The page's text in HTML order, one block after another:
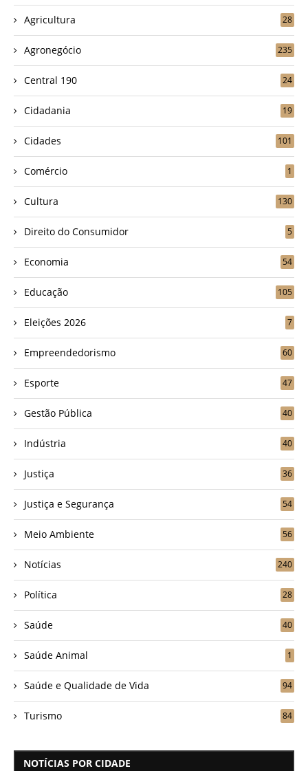
Agricultura 28
Agronegócio 235
Central 190 24
Cidadania 19
Cidades 101
Comércio 1
Cultura 130
Direito do Consumidor 5
Economia 54
Educação 105
Eleições 2026 7
Empreendedorismo 60
Esporte 47
Gestão Pública 40
Indústria 40
Justiça 36
Justiça e Segurança 54
Meio Ambiente 56
Notícias 240
Política 28
Saúde 40
Saúde Animal 1
Saúde e Qualidade de Vida 94
Turismo 84
NOTÍCIAS POR CIDADE